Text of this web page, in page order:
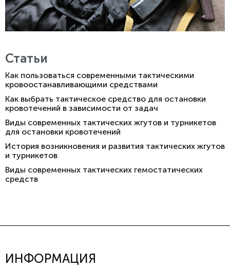
Статьи
Как пользоваться современными тактическими
кровоостанавливающими средствами
Как выбрать тактическое средство для остановки
кровотечений в зависимости от задач
Виды современных тактических жгутов и турникетов
для остановки кровотечений
История возникновения и развития тактических жгутов
и турникетов
Виды современных тактических гемостатических
средств
ИНФОРМАЦИЯ